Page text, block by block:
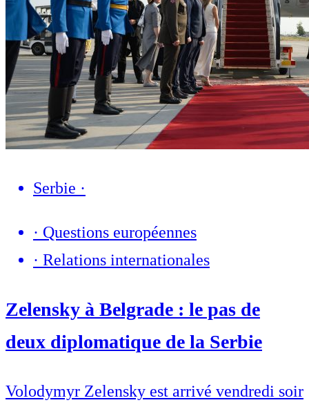
Serbie ·
· Questions européennes
· Relations internationales
Zelensky à Belgrade : le pas de
deux diplomatique de la Serbie
Volodymyr Zelensky est arrivé vendredi soir